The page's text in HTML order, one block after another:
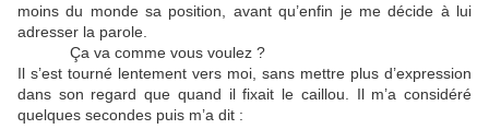
moins du monde sa position, avant qu’enfin je me décide à lui
adresser la parole.
Ça va comme vous voulez ?
Il s’est tourné lentement vers moi, sans mettre plus d’expression
dans son regard que quand il fixait le caillou. Il m’a considéré
quelques secondes puis m’a dit :